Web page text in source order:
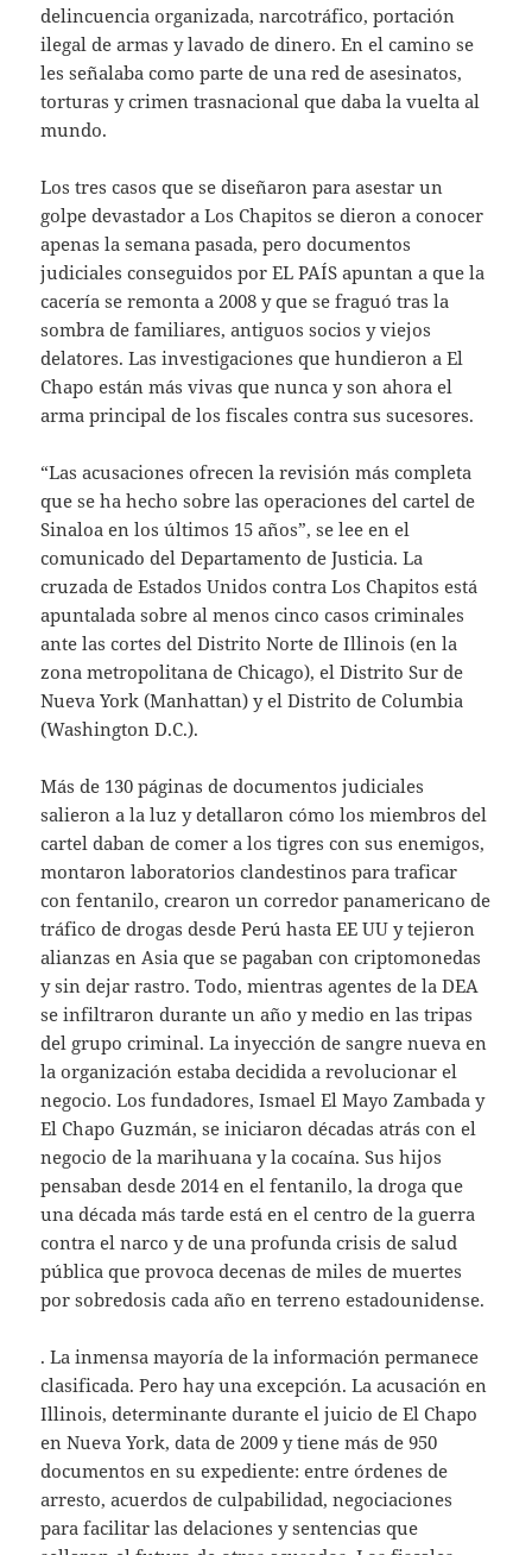
delincuencia organizada, narcotráfico, portación
ilegal de armas y lavado de dinero. En el camino se
les señalaba como parte de una red de asesinatos,
torturas y crimen trasnacional que daba la vuelta al
mundo.
Los tres casos que se diseñaron para asestar un
golpe devastador a Los Chapitos se dieron a conocer
apenas la semana pasada, pero documentos
judiciales conseguidos por EL PAÍS apuntan a que la
cacería se remonta a 2008 y que se fraguó tras la
sombra de familiares, antiguos socios y viejos
delatores. Las investigaciones que hundieron a El
Chapo están más vivas que nunca y son ahora el
arma principal de los fiscales contra sus sucesores.
“Las acusaciones ofrecen la revisión más completa
que se ha hecho sobre las operaciones del cartel de
Sinaloa en los últimos 15 años”, se lee en el
comunicado del Departamento de Justicia. La
cruzada de Estados Unidos contra Los Chapitos está
apuntalada sobre al menos cinco casos criminales
ante las cortes del Distrito Norte de Illinois (en la
zona metropolitana de Chicago), el Distrito Sur de
Nueva York (Manhattan) y el Distrito de Columbia
(Washington D.C.).
Más de 130 páginas de documentos judiciales
salieron a la luz y detallaron cómo los miembros del
cartel daban de comer a los tigres con sus enemigos,
montaron laboratorios clandestinos para traficar
con fentanilo, crearon un corredor panamericano de
tráfico de drogas desde Perú hasta EE UU y tejieron
alianzas en Asia que se pagaban con criptomonedas
y sin dejar rastro. Todo, mientras agentes de la DEA
se infiltraron durante un año y medio en las tripas
del grupo criminal. La inyección de sangre nueva en
la organización estaba decidida a revolucionar el
negocio. Los fundadores, Ismael El Mayo Zambada y
El Chapo Guzmán, se iniciaron décadas atrás con el
negocio de la marihuana y la cocaína. Sus hijos
pensaban desde 2014 en el fentanilo, la droga que
una década más tarde está en el centro de la guerra
contra el narco y de una profunda crisis de salud
pública que provoca decenas de miles de muertes
por sobredosis cada año en terreno estadounidense.
. La inmensa mayoría de la información permanece
clasificada. Pero hay una excepción. La acusación en
Illinois, determinante durante el juicio de El Chapo
en Nueva York, data de 2009 y tiene más de 950
documentos en su expediente: entre órdenes de
arresto, acuerdos de culpabilidad, negociaciones
para facilitar las delaciones y sentencias que